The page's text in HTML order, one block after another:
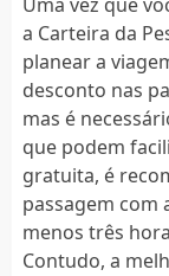
a Carteira da
planear a
desconto nas
mas é
que podem
gratuita, é
passagem com
menos três
Contudo, a